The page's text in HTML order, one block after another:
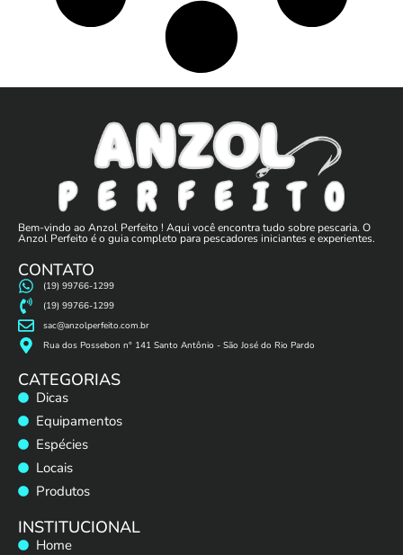
Bem-vindo ao Anzol Perfeito ! Aqui você encontra tudo sobre pescaria. O
Anzol Perfeito é o guia completo para pescadores iniciantes e experientes.
CONTATO
(19) 99766-1299
(19) 99766-1299
sac@anzolperfeito.com.br
Rua dos Possebon n° 141 Santo Antônio - São José do Rio Pardo
CATEGORIAS
Dicas
Equipamentos
Espécies
Locais
Produtos
INSTITUCIONAL
Home